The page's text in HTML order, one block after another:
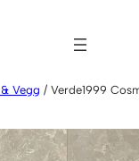
Vegg / Verde1999